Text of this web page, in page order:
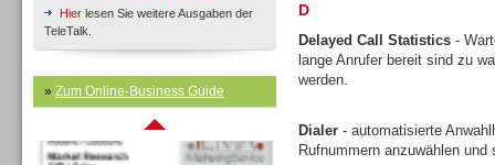
Hier lesen Sie weitere Ausgaben der
TeleTalk.
» Zum Online-Business Guide
Inbound
D
Delayed Call Statistics -
lange Anrufer bereit sind zu
werden.
Dialer - automatisierte
Rufnummern anzuwählen